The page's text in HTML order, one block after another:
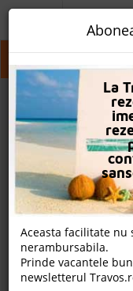
Kos Town
PROMO
CAUTA REZERVARE
OFERTA
DESPRE NOI
LOGIN
CAZARE
CHARTER AVION
CAZARE + AUTOCAR
La
Aceasta facilitate nu
nerambursabila.
Prinde vacantele
newsletterul